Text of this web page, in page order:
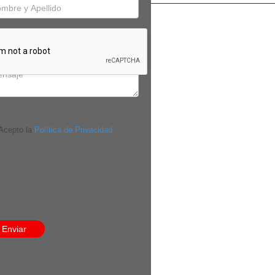
la Política de Privacidad
Enviar